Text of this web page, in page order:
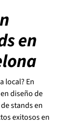
en
local? En
diseño de
stands en
exitosos en